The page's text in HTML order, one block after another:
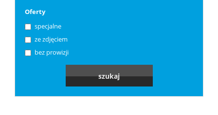
Oferty
specjalne
ze zdjęciem
bez prowizji